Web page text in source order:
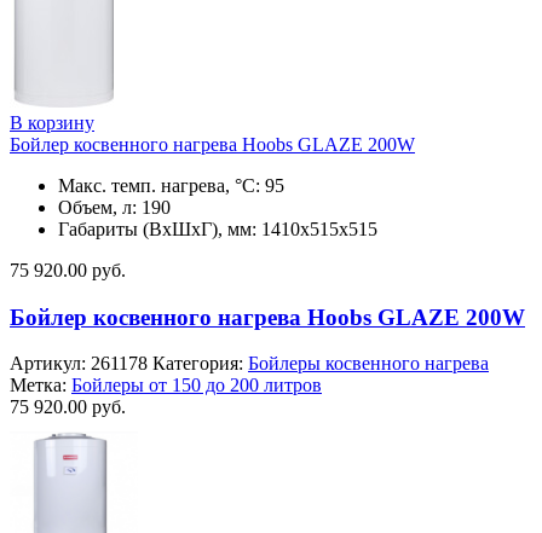
В корзину
Бойлер косвенного нагрева Hoobs GLAZE 200W
Макс. темп. нагрева, °С: 95
Объем, л: 190
Габариты (ВхШхГ), мм: 1410x515x515
75 920.00 руб.
Бойлер косвенного нагрева Hoobs GLAZE 200W
Артикул: 261178 Категория: Бойлеры косвенного нагрева
Метка: Бойлеры от 150 до 200 литров
75 920.00 руб.